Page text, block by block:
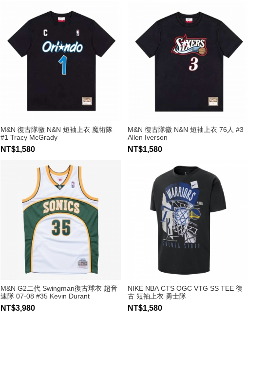
M&N 復古隊徽 N&N 短袖上衣 魔術隊
#1 Tracy McGrady
NT$1,580
M&N 復古隊徽 N&N 短袖上衣 76人 #3
Allen Iverson
NT$1,580
M&N G2二代 Swingman復古球衣 超音
速隊 07-08 #35 Kevin Durant
NT$3,980
NIKE NBA CTS OGC VTG SS TEE 復
古 短袖上衣 勇士隊
NT$1,580